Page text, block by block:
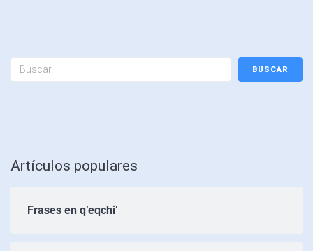
BUSCAR
Artículos populares
Frases en q’eqchi’